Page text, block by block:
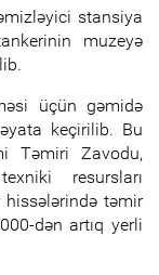
stansiya
muzeyə
üçün gəmidə
keçirilib. Bu
Təmiri Zavodu,
resursları
təmir
dən artıq yerli